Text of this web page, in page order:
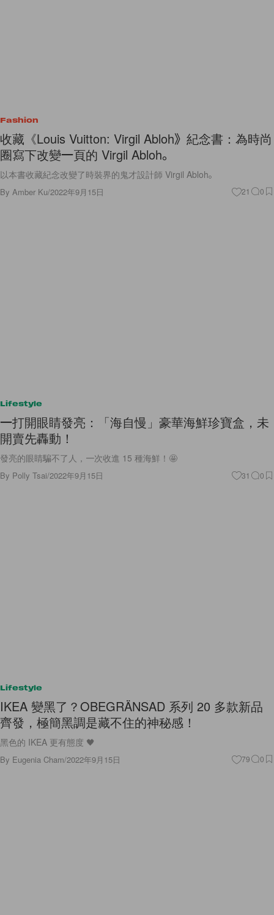
Fashion
收藏《Louis Vuitton: Virgil Abloh》紀念書：為時尚
圈寫下改變一頁的 Virgil Abloh。
以本書收藏紀念改變了時裝界的鬼才設計師 Virgil Abloh。
By Amber Ku/2022年9月15日 21 0
Lifestyle
一打開眼睛發亮：「海自慢」豪華海鮮珍寶盒，未
開賣先轟動！
發亮的眼睛騙不了人，一次收進 15 種海鮮！🤩
By Polly Tsai/2022年9月15日 31 0
Lifestyle
IKEA 變黑了？OBEGRÄNSAD 系列 20 多款新品
齊發，極簡黑調是藏不住的神秘感！
黑色的 IKEA 更有態度 🖤
By Eugenia Cham/2022年9月15日 79 0